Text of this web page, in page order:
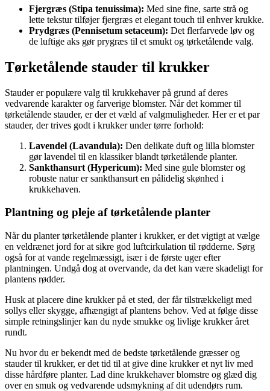
Fjergræs (Stipa tenuissima): Med sine fine, sarte strå og
lette tekstur tilføjer fjergræs et elegant touch til enhver krukke.
Prydgræs (Pennisetum setaceum): Det flerfarvede løv og
de luftige aks gør prygræs til et smukt og tørketålende valg.
Tørketålende stauder til krukker
Stauder er populære valg til krukkehaver på grund af deres
vedvarende karakter og farverige blomster. Når det kommer til
tørketålende stauder, er der et væld af valgmuligheder. Her er et par
stauder, der trives godt i krukker under tørre forhold:
Lavendel (Lavandula): Den delikate duft og lilla blomster
gør lavendel til en klassiker blandt tørketålende planter.
Sankthansurt (Hypericum): Med sine gule blomster og
robuste natur er sankthansurt en pålidelig skønhed i
krukkehaven.
Plantning og pleje af tørketålende planter
Når du planter tørketålende planter i krukker, er det vigtigt at vælge
en veldrænet jord for at sikre god luftcirkulation til rødderne. Sørg
også for at vande regelmæssigt, især i de første uger efter
plantningen. Undgå dog at overvande, da det kan være skadeligt for
plantens rødder.
Husk at placere dine krukker på et sted, der får tilstrækkeligt med
sollys eller skygge, afhængigt af plantens behov. Ved at følge disse
simple retningslinjer kan du nyde smukke og livlige krukker året
rundt.
Nu hvor du er bekendt med de bedste tørketålende græsser og
stauder til krukker, er det tid til at give dine krukker et nyt liv med
disse hårdføre planter. Lad dine krukkehaver blomstre og glæd dig
over en smuk og vedvarende udsmykning af dit udendørs rum.